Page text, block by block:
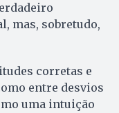
mas, sobretudo,
corretas e
entre desvios
uma intuição